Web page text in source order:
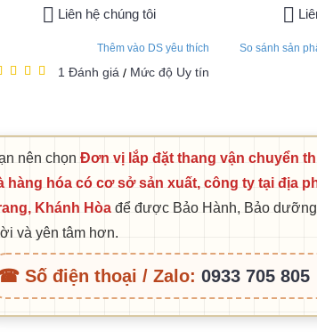
Liên hệ chúng tôi
Thêm vào DS yêu thích So sánh sản
1 Đánh giá/ Mức độ Uy tín
nên chọnĐơn vị lắp đặt thang vận chuyển
hàng hóa có cơ sở sản xuất, công ty tại địa
Khánh Hòa để được Bảo Hành, Bảo
và yên tâm hơn.
Số điện thoại / Zalo:0933 705 805